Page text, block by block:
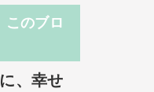
このブロ
、幸せ